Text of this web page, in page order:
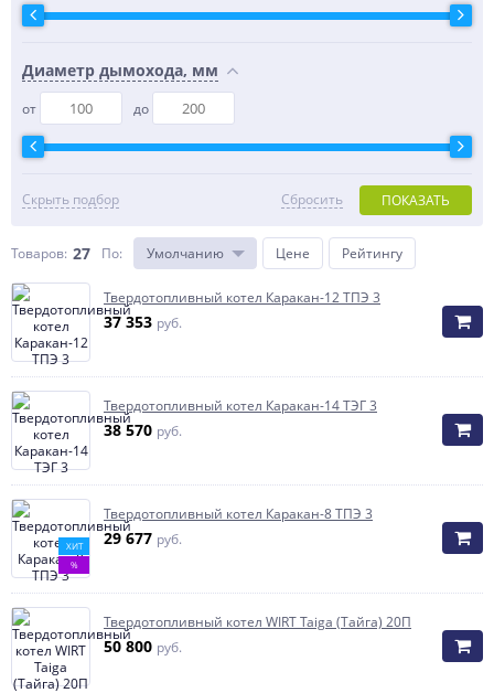
Диаметр дымохода, мм
от до
Скрыть подбор ПОКАЗАТЬ
Сбросить
Товаров: 27 По: Умолчанию Цене Рейтингу
Твердотопливный котел Каракан-12 ТПЭ 3
37 353 руб.
Твердотопливный котел Каракан-14 ТЭГ 3
38 570 руб.
ХИТ
%
Твердотопливный котел Каракан-8 ТПЭ 3
29 677 руб.
Твердотопливный котел WIRT Taiga (Тайга) 20П
50 800 руб.